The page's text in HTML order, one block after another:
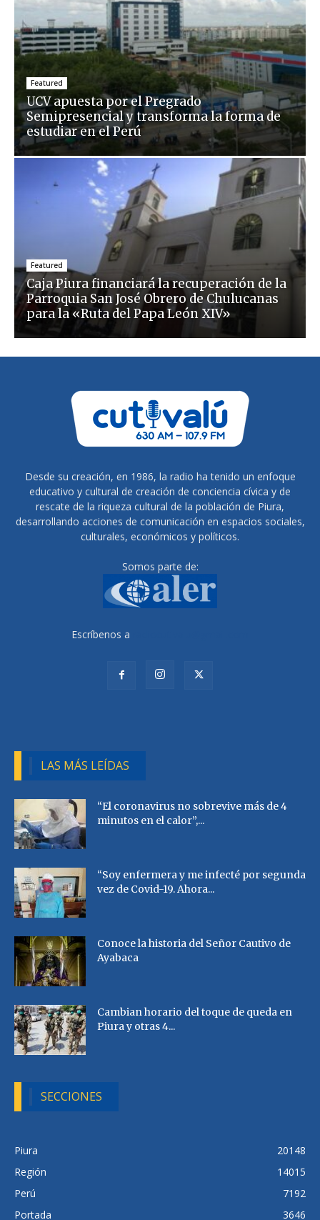
Featured
UCV apuesta por el Pregrado
Semipresencial y transforma la forma de
estudiar en el Perú
Featured
Caja Piura financiará la recuperación de la
Parroquia San José Obrero de Chulucanas
para la «Ruta del Papa León XIV»
Desde su creación, en 1986, la radio ha tenido un enfoque
educativo y cultural de creación de conciencia cívica y de
rescate de la riqueza cultural de la población de Piura,
desarrollando acciones de comunicación en espacios sociales,
culturales, económicos y políticos.
Somos parte de:
Escríbenos a
LAS MÁS LEÍDAS
“El coronavirus no sobrevive más de 4
minutos en el calor”,...
“Soy enfermera y me infecté por segunda
vez de Covid-19. Ahora...
Conoce la historia del Señor Cautivo de
Ayabaca
Cambian horario del toque de queda en
Piura y otras 4...
SECCIONES
Piura
20148
Región
14015
Perú
7192
Portada
3646